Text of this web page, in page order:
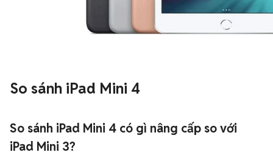
So sánh iPad Mini 4
So sánh iPad Mini 4 có gì nâng cấp so với
iPad Mini 3?